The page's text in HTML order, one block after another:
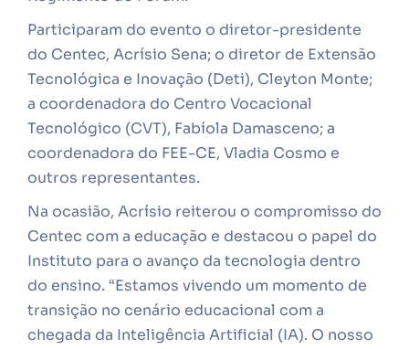
Participaram do evento o diretor-presidente
do Centec, Acrísio Sena; o diretor de Extensão
Tecnológica e Inovação (Deti), Cleyton Monte;
a coordenadora do Centro Vocacional
Tecnológico (CVT), Fabíola Damasceno; a
coordenadora do FEE-CE, Vladia Cosmo e
outros representantes.
Na ocasião, Acrísio reiterou o compromisso do
Centec com a educação e destacou o papel do
Instituto para o avanço da tecnologia dentro
do ensino. “Estamos vivendo um momento de
transição no cenário educacional com a
chegada da Inteligência Artificial (IA). O nosso